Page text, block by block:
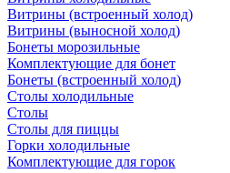
Витрины (встроенный холод)
Витрины (выносной холод)
Бонеты морозильные
Комплектующие для бонет
Бонеты (встроенный холод)
Столы холодильные
Столы
Столы для пиццы
Горки холодильные
Комплектующие для горок